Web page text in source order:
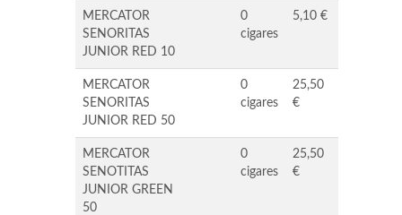
MERCATOR
SENORITAS
JUNIOR RED 10
0
cigares
5,10 €
MERCATOR
SENORITAS
JUNIOR RED 50
0
cigares
25,50
€
MERCATOR
SENOTITAS
JUNIOR GREEN
50
0
cigares
25,50
€